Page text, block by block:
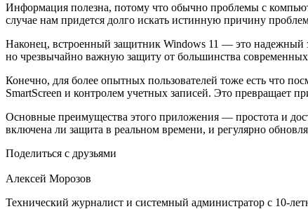
Информация полезна, потому что обычно проблемы с
случае нам придется долго искать истинную причину
Наконец, встроенный защитник Windows 11 — это надежный
но чрезвычайно важную защиту от большинства
Конечно, для более опытных пользователей тоже есть что
SmartScreen и контролем учетных записей. Это превращает
Основные преимущества этого приложения — простота и
включена ли защита в реальном времени, и регулярно
Поделиться с друзьями
Алексей Морозов
Технический журналист и системный администратор с